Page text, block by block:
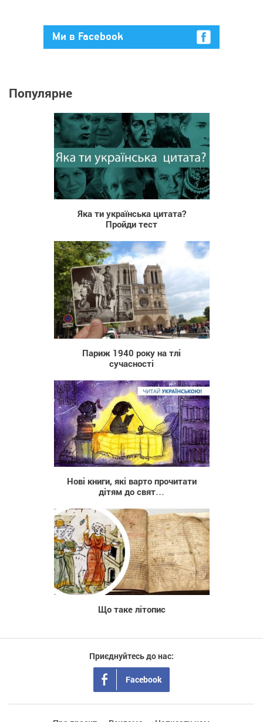
Ми в Facebook
Популярне
132 366
Яка ти українська цитата?
Пройди тест
754
Париж 1940 року на тлі
сучасності
737
Нові книги, які варто прочитати
дітям до свят…
220
Що таке літопис
Приєднуйтесь до нас:
Facebook